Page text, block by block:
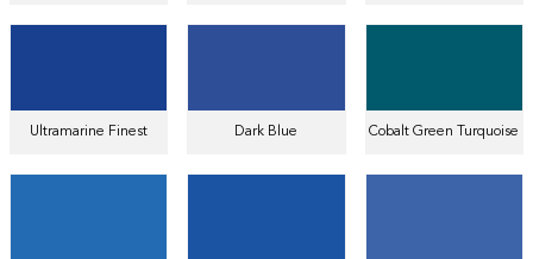
Ultramarine Finest Dark Blue Cobalt Green Turquoise